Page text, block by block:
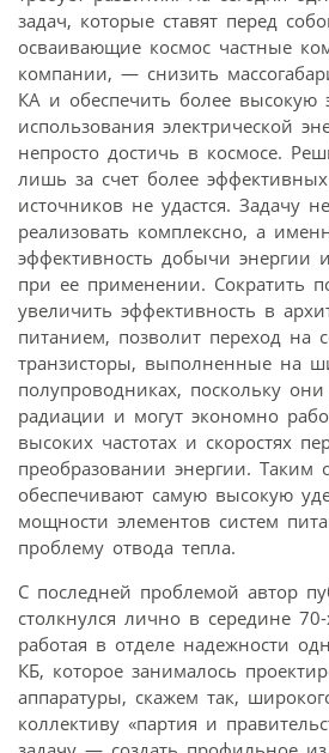
задач, которые ставят перед
осваивающие космос частные
компании, — снизить
КА и обеспечить более высокую
использования электрической
непросто достичь в космосе.
лишь за счет более
источников не удастся. Задачу
реализовать комплексно, а
эффективность добычи энергии
при ее применении. Сократить
увеличить эффективность в
питанием, позволит переход на
транзисторы, выполненные на
полупроводниках, поскольку
радиации и могут экономно
высоких частотах и скоростях
преобразовании энергии. Таким
обеспечивают самую высокую
мощности элементов систем
проблему отвода тепла.
С последней проблемой автор
столкнулся лично в середине
работая в отделе надежности
КБ, которое занималось
аппаратуры, скажем так,
коллективу «партия и